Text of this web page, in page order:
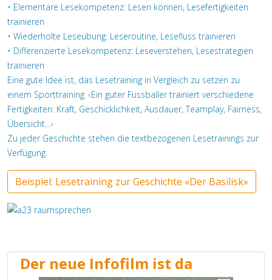
• Elementare Lesekompetenz: Lesen können, Lesefertigkeiten
trainieren
• Wiederholte Leseübung: Leseroutine, Lesefluss trainieren
• Differenzierte Lesekompetenz: Leseverstehen, Lesestrategien
trainieren
Eine gute Idee ist, das Lesetraining in Vergleich zu setzen zu
einem Sporttraining. ‹Ein guter Fussballer trainiert verschiedene
Fertigkeiten: Kraft, Geschicklichkeit, Ausdauer, Teamplay, Fairness,
Übersicht…›
Zu jeder Geschichte stehen die textbezogenen Lesetrainings zur
Verfügung.
Beispiel: Lesetraining zur Geschichte «Der Basilisk»
Der neue Infofilm ist da